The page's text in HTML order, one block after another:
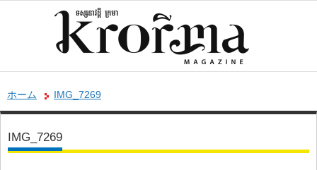
ホーム IMG_7269
IMG_7269